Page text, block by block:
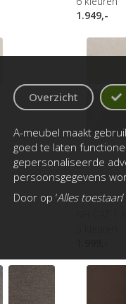
1.949,-
Overzicht
A-meubel maakt
goed te laten
gepersonaliseerde
persoonsgegevens
Door op ‘Alles toestaan